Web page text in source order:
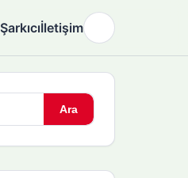
Şarkıcıİletişim
Ara